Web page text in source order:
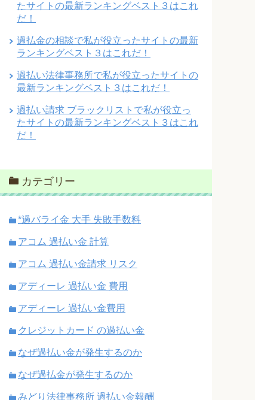
たサイトの最新ランキングベスト３はこれ
だ！
過払金の相談で私が役立ったサイトの最新
ランキングベスト３はこれだ！
過払い法律事務所で私が役立ったサイトの
最新ランキングベスト３はこれだ！
過払い請求 ブラックリストで私が役立っ
たサイトの最新ランキングベスト３はこれ
だ！
カテゴリー
*過バライ金 大手 失敗手数料
アコム 過払い金 計算
アコム 過払い金請求 リスク
アディーレ 過払い金 費用
アディーレ 過払い金費用
クレジットカード の過払い金
なぜ過払い金が発生するのか
なぜ過払金が発生するのか
みどり法律事務所 過払い金報酬